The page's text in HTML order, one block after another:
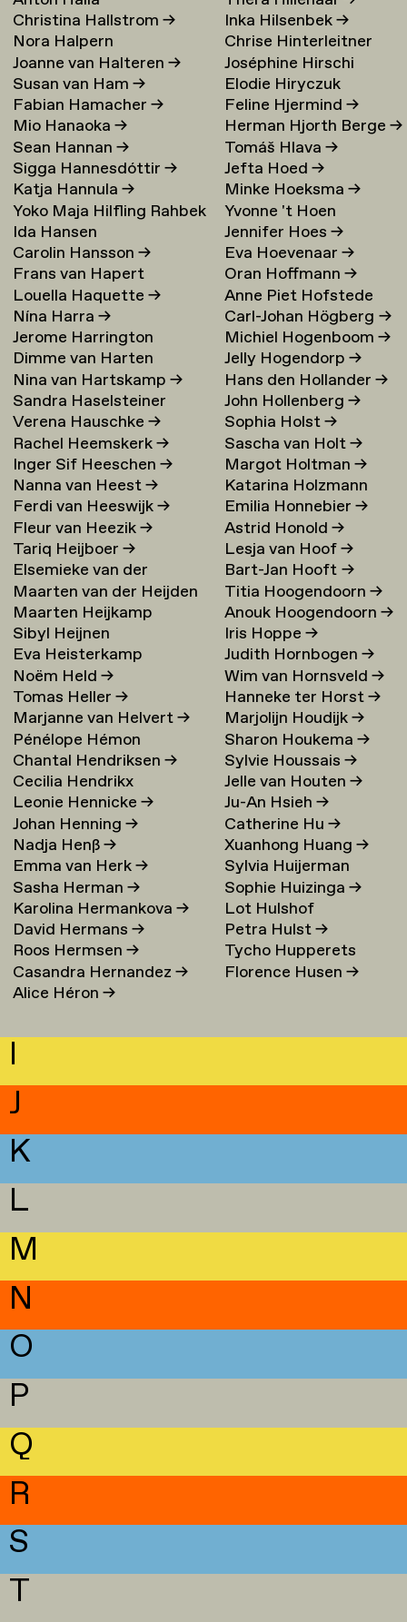
Christina Hallstrom→
Nora Halpern
Joanne van Halteren→
Susan van Ham→
Fabian Hamacher→
Mio Hanaoka→
Sean Hannan→
Sigga Hannesdóttir→
Katja Hannula→
Yoko Maja Hilfling Rahbek
Hansen→
Ida Hansen
Carolin Hansson→
Frans van Hapert
Louella Haquette→
Nína Harra→
Jerome Harrington
Dimme van Harten
Nina van Hartskamp→
Sandra Haselsteiner
Verena Hauschke→
Rachel Heemskerk→
Inger Sif Heeschen→
Nanna van Heest→
Ferdi van Heeswijk→
Fleur van Heezik→
Tariq Heijboer→
Elsemieke van der
Heijden→
Maarten van der Heijden
→
Maarten Heijkamp
Sibyl Heijnen
Eva Heisterkamp
Noëm Held→
Tomas Heller→
Marjanne van Helvert→
Pénélope Hémon
Chantal Hendriksen→
Cecilia Hendrikx
Leonie Hennicke→
Johan Henning→
Nadja Henß→
Emma van Herk→
Sasha Herman→
Karolina Hermankova→
David Hermans→
Roos Hermsen→
Casandra Hernandez→
Alice Héron→
Inka Hilsenbek→
Chrise Hinterleitner
Joséphine Hirschi
Elodie Hiryczuk
Feline Hjermind→
Herman Hjorth Berge→
Tomáš Hlava→
Jefta Hoed→
Minke Hoeksma→
Yvonne 't Hoen
Jennifer Hoes→
Eva Hoevenaar→
Oran Hoffmann→
Anne Piet Hofstede
Carl-Johan Högberg→
Michiel Hogenboom→
Jelly Hogendorp→
Hans den Hollander→
John Hollenberg→
Sophia Holst→
Sascha van Holt→
Margot Holtman→
Katarina Holzmann
Ekholm→
Emilia Honnebier→
Astrid Honold→
Lesja van Hoof→
Bart-Jan Hooft→
Titia Hoogendoorn→
Anouk Hoogendoorn→
Iris Hoppe→
Judith Hornbogen→
Wim van Hornsveld→
Hanneke ter Horst→
Marjolijn Houdijk→
Sharon Houkema→
Sylvie Houssais→
Jelle van Houten→
Ju-An Hsieh→
Catherine Hu→
Xuanhong Huang→
Sylvia Huijerman
Sophie Huizinga→
Lot Hulshof
Petra Hulst→
Tycho Hupperets
Florence Husen→
I
J
K
L
M
N
O
P
Q
R
S
T